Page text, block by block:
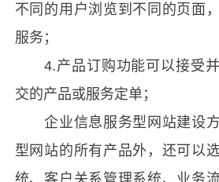
不同的用户浏览到不同的页面
服务；
4.产品订购功能可以接受并
交的产品或服务定单；
企业信息服务型 网站建设
型网站的所有产品外，还可以
统、客户关系管理系统、业务